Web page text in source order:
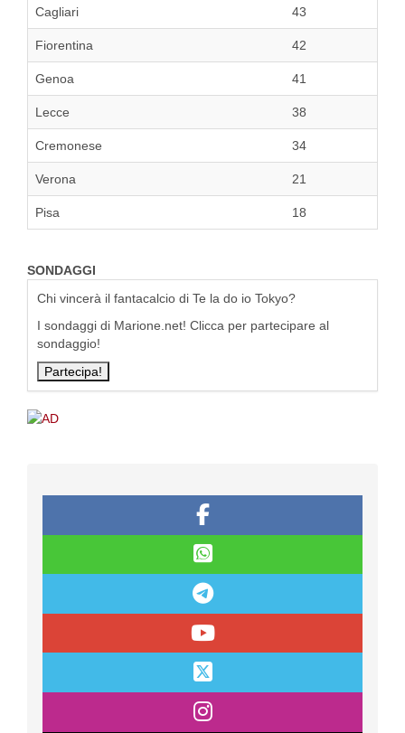
Cagliari 43
Fiorentina 42
Genoa 41
Lecce 38
Cremonese 34
Verona 21
Pisa 18
SONDAGGI
Chi vincerà il fantacalcio di Te la do io Tokyo?
I sondaggi di Marione.net! Clicca per partecipare al
sondaggio!